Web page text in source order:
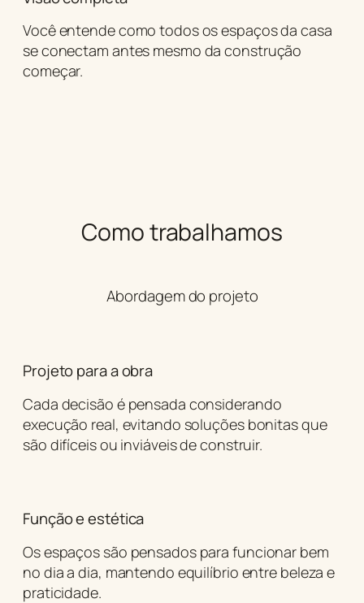
Você entende como todos os espaços da casa
se conectam antes mesmo da construção
começar.
Como trabalhamos
Abordagem do projeto
Projeto para a obra
Cada decisão é pensada considerando
execução real, evitando soluções bonitas que
são difíceis ou inviáveis de construir.
Função e estética
Os espaços são pensados para funcionar bem
no dia a dia, mantendo equilíbrio entre beleza e
praticidade.